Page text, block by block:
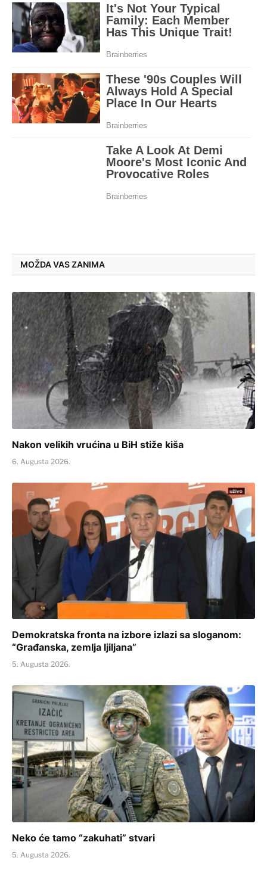
MOŽDA VAS ZANIMA
Nakon velikih vrućina u BiH stiže kiša
6. Augusta 2026.
Demokratska fronta na izbore izlazi sa sloganom:
“Građanska, zemlja ljiljana”
5. Augusta 2026.
Neko će tamo “zakuhati” stvari
5. Augusta 2026.